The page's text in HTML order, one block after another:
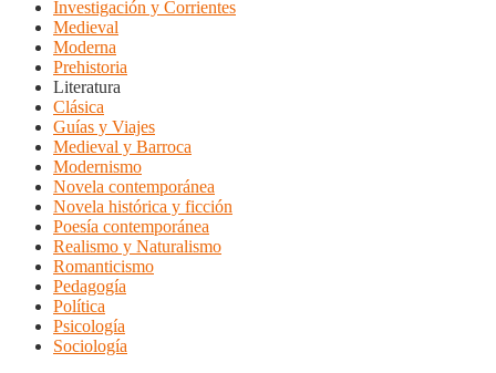
Investigación y Corrientes
Medieval
Moderna
Prehistoria
Literatura
Clásica
Guías y Viajes
Medieval y Barroca
Modernismo
Novela contemporánea
Novela histórica y ficción
Poesía contemporánea
Realismo y Naturalismo
Romanticismo
Pedagogía
Política
Psicología
Sociología